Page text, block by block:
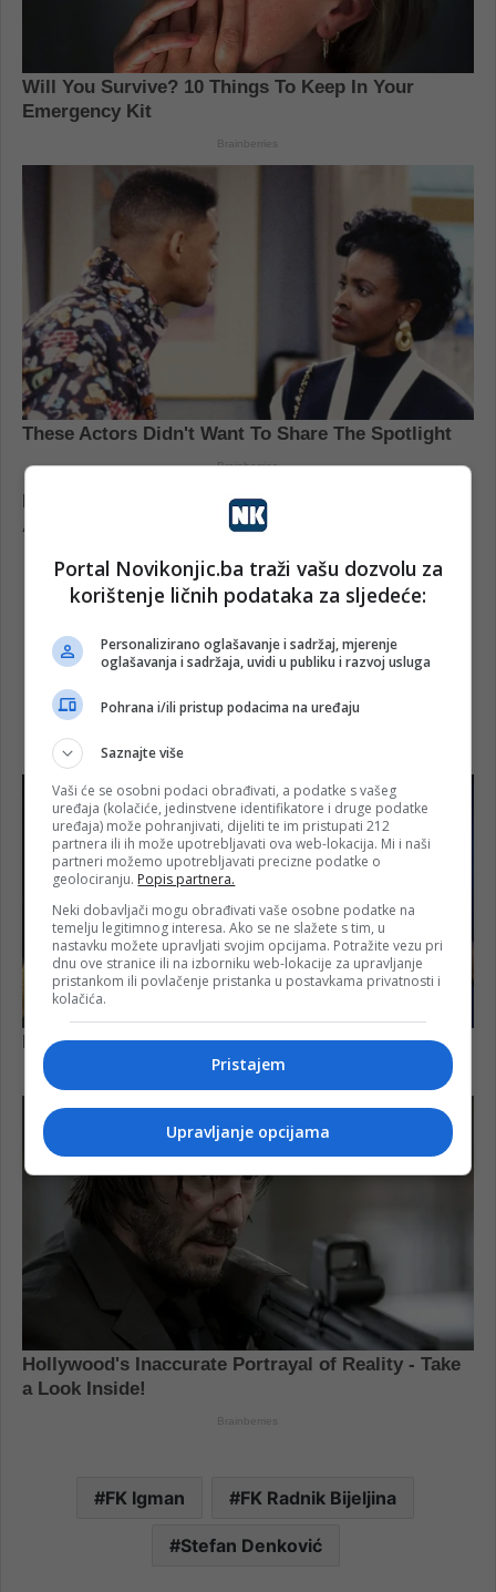
FK Igman FK Radnik Bijeljina
Stefan Denković
Portal Novikonjic.ba traži vašu dozvolu za
korištenje ličnih podataka za sljedeće:
Personalizirano oglašavanje i sadržaj, mjerenje
oglašavanja i sadržaja, uvidi u publiku i razvoj usluga
Pohrana i/ili pristup podacima na uređaju
Saznajte više
Vaši će se osobni podaci obrađivati, a podatke s vašeg
uređaja (kolačiće, jedinstvene identifikatore i druge podatke
uređaja) može pohranjivati, dijeliti te im pristupati 212
partnera ili ih može upotrebljavati ova web-lokacija. Mi i naši
partneri možemo upotrebljavati precizne podatke o
geolociranju. Popis partnera.
Neki dobavljači mogu obrađivati vaše osobne podatke na
temelju legitimnog interesa. Ako se ne slažete s tim, u
nastavku možete upravljati svojim opcijama. Potražite vezu pri
dnu ove stranice ili na izborniku web-lokacije za upravljanje
pristankom ili povlačenje pristanka u postavkama privatnosti i
kolačića.
Pristajem
Upravljanje opcijama